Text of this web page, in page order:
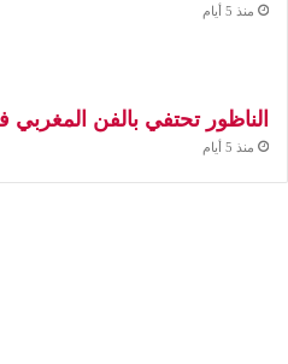
منذ 5 أيام
الناظور تحتفي بالفن
منذ 5 أيام